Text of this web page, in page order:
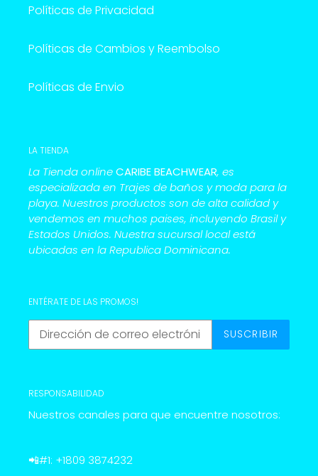
Políticas de Privacidad
Políticas de Cambios y Reembolso
Políticas de Envio
LA TIENDA
La Tienda onlineCARIBE BEACHWEAR, es
especializada en Trajes de baños y moda para la
playa. Nuestros productos son de alta calidad y
vendemos en muchos paises, incluyendo Brasil y
Estados Unidos. Nuestra sucursal local está
ubicadas en la Republica Dominicana.
ENTÉRATE DE LAS PROMOS!
SUSCRIBIR
RESPONSABILIDAD
Nuestros canales para que encuentre nosotros:
📲#1: +1809 3874232